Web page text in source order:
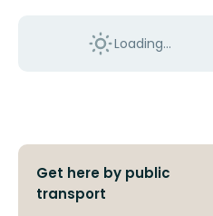
Loading...
Get here by public
transport